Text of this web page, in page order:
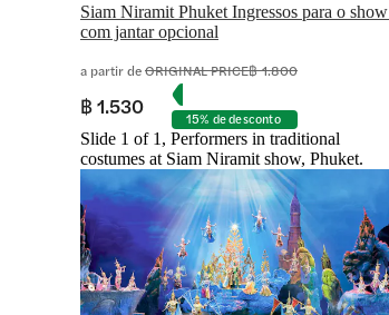
Siam Niramit Phuket Ingressos para o show
com jantar opcional
a partir deORIGINAL PRICE฿ 1.800
฿ 1.530 15% de desconto
Slide 1 of 1, Performers in traditional
costumes at Siam Niramit show, Phuket.